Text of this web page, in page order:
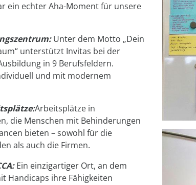
ein echter Aha-Moment für unsere
Unter dem Motto „Dein
unterstützt Invitas bei der
in 9 Berufsfeldern.
und mit modernem
Arbeitsplätze in
die Menschen mit Behinderungen
bieten – sowohl für die
als auch die Firmen.
Ein einzigartiger Ort, an dem
Handicaps ihre Fähigkeiten